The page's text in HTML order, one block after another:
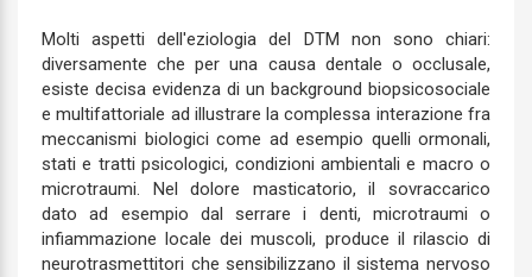
Molti aspetti dell'eziologia del DTM non sono chiari:
diversamente che per una causa dentale o occlusale,
esiste decisa evidenza di un background biopsicosociale
e multifattoriale ad illustrare la complessa interazione fra
meccanismi biologici come ad esempio quelli ormonali,
stati e tratti psicologici, condizioni ambientali e macro o
microtraumi. Nel dolore masticatorio, il sovraccarico
dato ad esempio dal serrare i denti, microtraumi o
infiammazione locale dei muscoli, produce il rilascio di
neurotrasmettitori che sensibilizzano il sistema nervoso